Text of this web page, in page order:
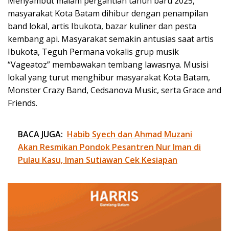
masyarakat Kota Batam dihibur dengan penampilan
band lokal, artis Ibukota, bazar kuliner dan pesta
kembang api. Masyarakat semakin antusias saat artis
Ibukota, Teguh Permana vokalis grup musik
“Vageatoz” membawakan tembang lawasnya. Musisi
lokal yang turut menghibur masyarakat Kota Batam,
Monster Crazy Band, Cedsanova Music, serta Grace and
Friends.
BACA JUGA: Habib Syech dan Ahmad Muzani
Akan Resmikan Pondok Pesantren Nur Iman di
Pulau Kasu, Iman Sutiawan Cek Kesiapan